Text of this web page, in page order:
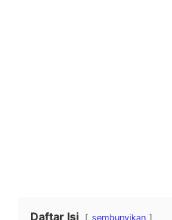
Daftar Isi sembunyikan